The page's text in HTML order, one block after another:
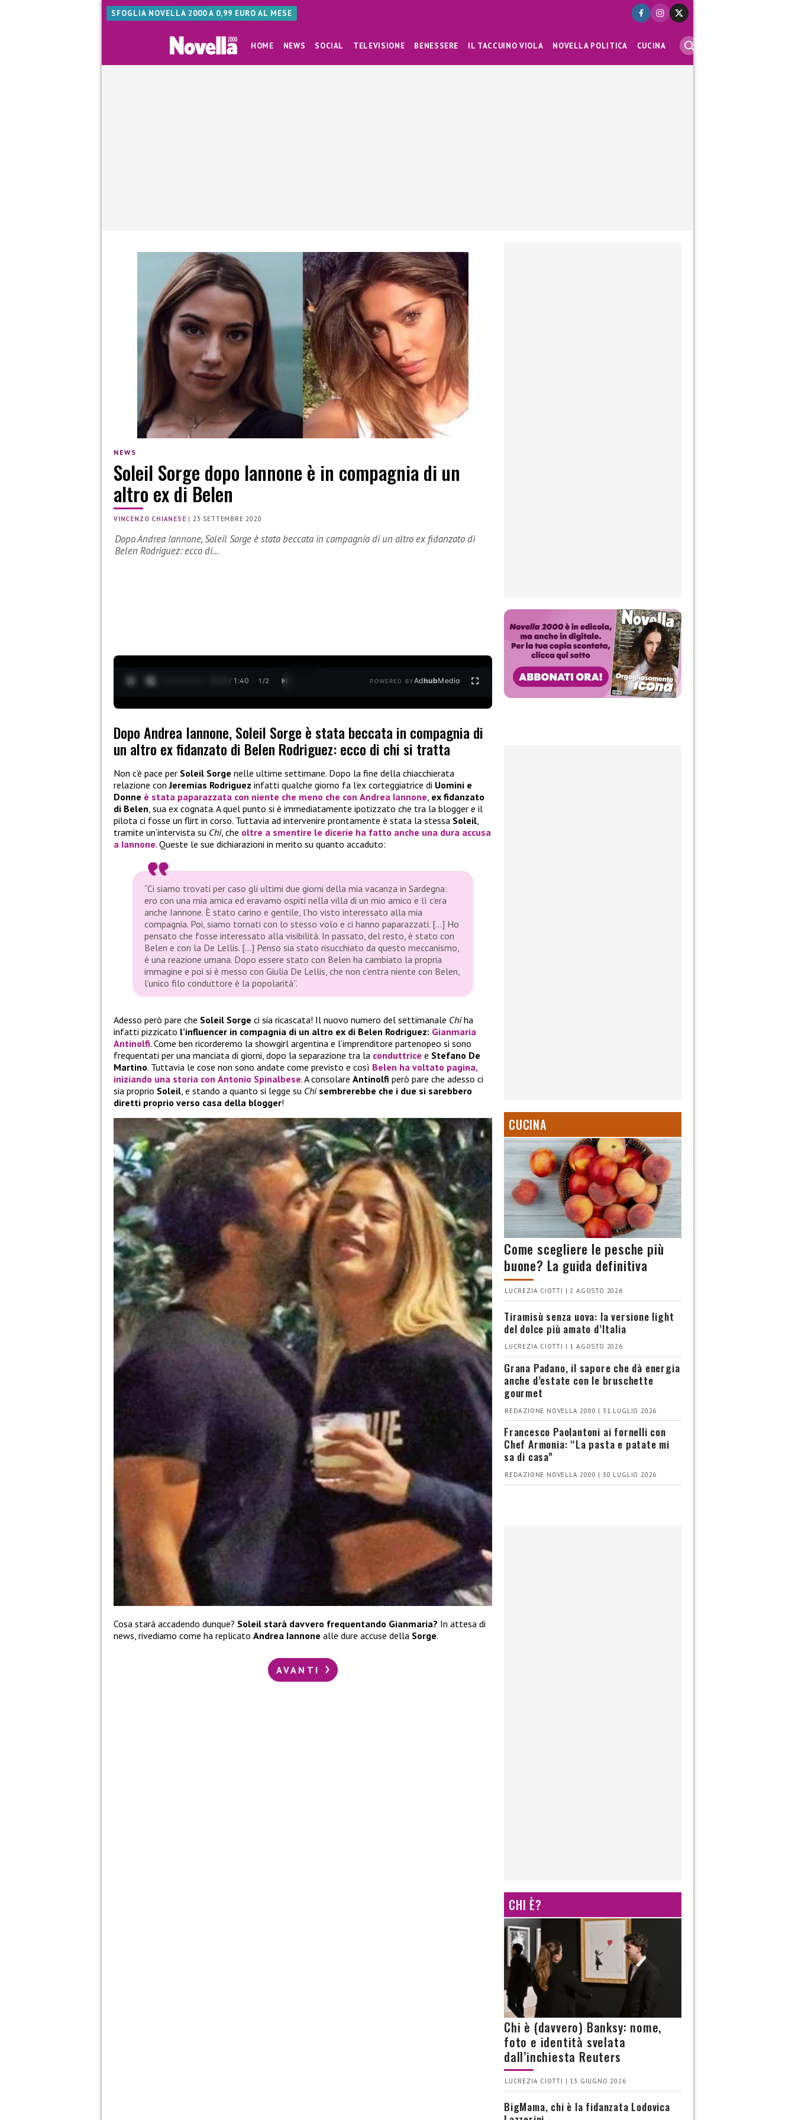
SFOGLIA NOVELLA 2000 A 0,99 EURO AL MESE
HOME NEWS SOCIAL TELEVISIONE BENESSERE IL TACCUINO VIOLA NOVELLA POLITICA CUCINA
NEWS
Soleil Sorge dopo Iannone è in compagnia di un
altro ex di Belen
VINCENZO CHIANESE |23 SETTEMBRE 2020
Dopo Andrea Iannone, Soleil Sorge è stata beccata in compagnia di un altro ex fidanzato di
Belen Rodriguez: ecco di…
0:13 / 1:40 1 /2 POWERED BYAdhubMedia
Dopo Andrea Iannone, Soleil Sorge è stata beccata in compagnia di
un altro ex fidanzato di Belen Rodriguez: ecco di chi si tratta
Non c’è pace per Soleil Sorge nelle ultime settimane. Dopo la fine della chiacchierata
relazione conJeremias Rodriguez infatti qualche giorno fa l’ex corteggiatrice di Uomini e
Donne è stata paparazzata con niente che meno che con Andrea Iannone, ex fidanzato
di Belen, sua ex cognata. A quel punto si è immediatamente ipotizzato che tra la blogger e il
pilota ci fosse un flirt in corso. Tuttavia ad intervenire prontamente è stata la stessa Soleil,
tramite un’intervista su Chi, che oltre a smentire le dicerie ha fatto anche una dura accusa
a Iannone. Queste le sue dichiarazioni in merito su quanto accaduto:
“Ci siamo trovati per caso gli ultimi due giorni della mia vacanza in Sardegna:
ero con una mia amica ed eravamo ospiti nella villa di un mio amico e lì c’era
anche Iannone. È stato carino e gentile, l’ho visto interessato alla mia
compagnia. Poi, siamo tornati con lo stesso volo e ci hanno paparazzati. […] Ho
pensato che fosse interessato alla visibilità. In passato, del resto, è stato con
Belen e con la De Lellis. […] Penso sia stato risucchiato da questo meccanismo,
è una reazione umana. Dopo essere stato con Belen ha cambiato la propria
immagine e poi si è messo con Giulia De Lellis, che non c’entra niente con Belen,
l’unico filo conduttore è la popolarità”.
Adesso però pare che Soleil Sorge ci sia ricascata! Il nuovo numero del settimanale Chiha
infatti pizzicato l’influencer in compagnia di un altro ex di Belen Rodriguez: Gianmaria
Antinolfi. Come ben ricorderemo la showgirl argentina e l’imprenditore partenopeo si sono
frequentati per una manciata di giorni, dopo la separazione tra la conduttrice e Stefano De
Martino. Tuttavia le cose non sono andate come previsto e così Belen ha voltato pagina,
iniziando una storia con Antonio Spinalbese. A consolare Antinolfi però pare che adesso ci
sia proprio Soleil, e stando a quanto si legge su Chi sembrerebbe che i due si sarebbero
diretti proprio verso casa della blogger!
Cosa starà accadendo dunque? Soleil starà davvero frequentando Gianmaria? In attesa di
news, rivediamo come ha replicato Andrea Iannone alle dure accuse della Sorge.
AVANTI
CUCINA
Come scegliere le pesche più
buone? La guida definitiva
LUCREZIA CIOTTI | 2 AGOSTO 2026
Tiramisù senza uova: la versione light
del dolce più amato d’Italia
LUCREZIA CIOTTI | 1 AGOSTO 2026
Grana Padano, il sapore che dà energia
anche d’estate con le bruschette
gourmet
REDAZIONE NOVELLA 2000 | 31 LUGLIO 2026
Francesco Paolantoni ai fornelli con
Chef Armonia: “La pasta e patate mi
sa di casa”
REDAZIONE NOVELLA 2000 | 30 LUGLIO 2026
CHI È?
Chi è (davvero) Banksy: nome,
foto e identità svelata
dall’inchiesta Reuters
LUCREZIA CIOTTI | 13 GIUGNO 2026
BigMama, chi è la fidanzata Lodovica